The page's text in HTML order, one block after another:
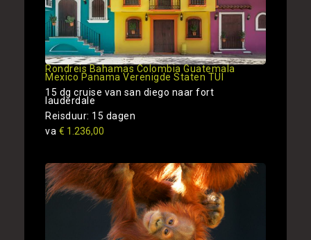
Rondreis Bahamas Colombia Guatemala
Mexico Panama Verenigde Staten TUI
15 dg cruise van san diego naar fort
lauderdale
Reisduur: 15 dagen
va € 1.236,00